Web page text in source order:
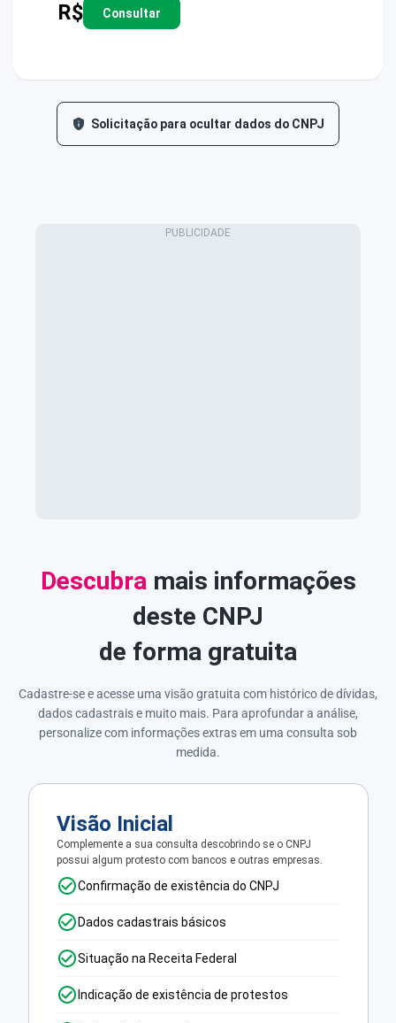
R$ Consultar
Solicitação para ocultar dados do CNPJ
Descubra mais informações
deste CNPJ
de forma gratuita
Cadastre-se e acesse uma visão gratuita com histórico de dívidas,
dados cadastrais e muito mais. Para aprofundar a análise,
personalize com informações extras em uma consulta sob
medida.
Visão Inicial
Complemente a sua consulta descobrindo se o CNPJ
possui algum protesto com bancos e outras empresas.
Confirmação de existência do CNPJ
Dados cadastrais básicos
Situação na Receita Federal
Indicação de existência de protestos